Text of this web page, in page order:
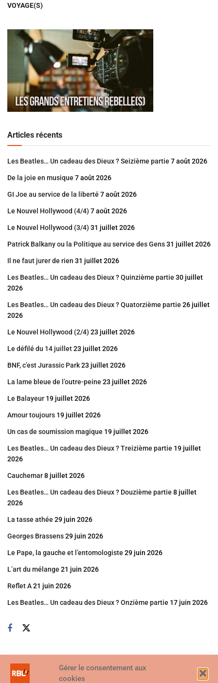
Gérer le consentement aux
cookies
VOYAGE(S)
Articles récents
Les Beatles… Un cadeau des Dieux ? Seizième partie 7 août 2026
De la joie en musique 7 août 2026
GI Joe au service de la liberté 7 août 2026
Le Nouvel Hollywood (4/4) 7 août 2026
Le Nouvel Hollywood (3/4) 31 juillet 2026
Patrick Balkany ou la Politique au service des Gens31 juillet 2026
Il ne faut jurer de rien 31 juillet 2026
Les Beatles… Un cadeau des Dieux ? Quinzième partie 30 juillet
2026
Les Beatles… Un cadeau des Dieux ? Quatorzième partie 26 juillet
2026
Le Nouvel Hollywood (2/4) 23 juillet 2026
Le défilé du 14 juillet23 juillet 2026
BNF, c’est Jurassic Park23 juillet 2026
La lame bleue de l’outre-peine 23 juillet 2026
Le Balayeur 19 juillet 2026
Amour toujours 19 juillet 2026
Un cas de soumission magique 19 juillet 2026
Les Beatles… Un cadeau des Dieux ? Treizième partie 19 juillet
2026
Cauchemar8 juillet 2026
Les Beatles… Un cadeau des Dieux ? Douzième partie 8 juillet
2026
La tasse athée 29 juin 2026
Georges Brassens29 juin 2026
Le Pape, la gauche et l’entomologiste 29 juin 2026
L’art du mélange 21 juin 2026
Reflet A21 juin 2026
Les Beatles… Un cadeau des Dieux ? Onzième partie 17 juin 2026